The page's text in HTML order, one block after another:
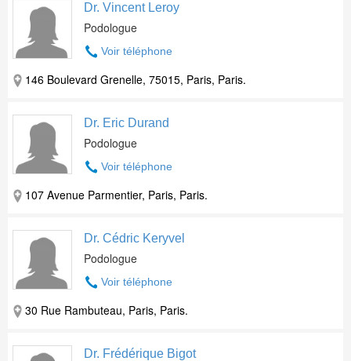
Dr. Vincent Leroy
Podologue
Voir téléphone
146 Boulevard Grenelle, 75015, Paris, Paris.
Dr. Eric Durand
Podologue
Voir téléphone
107 Avenue Parmentier, Paris, Paris.
Dr. Cédric Keryvel
Podologue
Voir téléphone
30 Rue Rambuteau, Paris, Paris.
Dr. Frédérique Bigot